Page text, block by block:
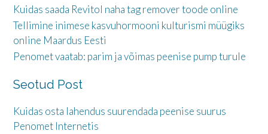
Kuidas saada Revitol naha tag remover toode online
Tellimine inimese kasvuhormooni kulturismi müügiks
online Maardus Eesti
Penomet vaatab: parim ja võimas peenise pump turule
Seotud Post
Kuidas osta lahendus suurendada peenise suurus
Penomet Internetis